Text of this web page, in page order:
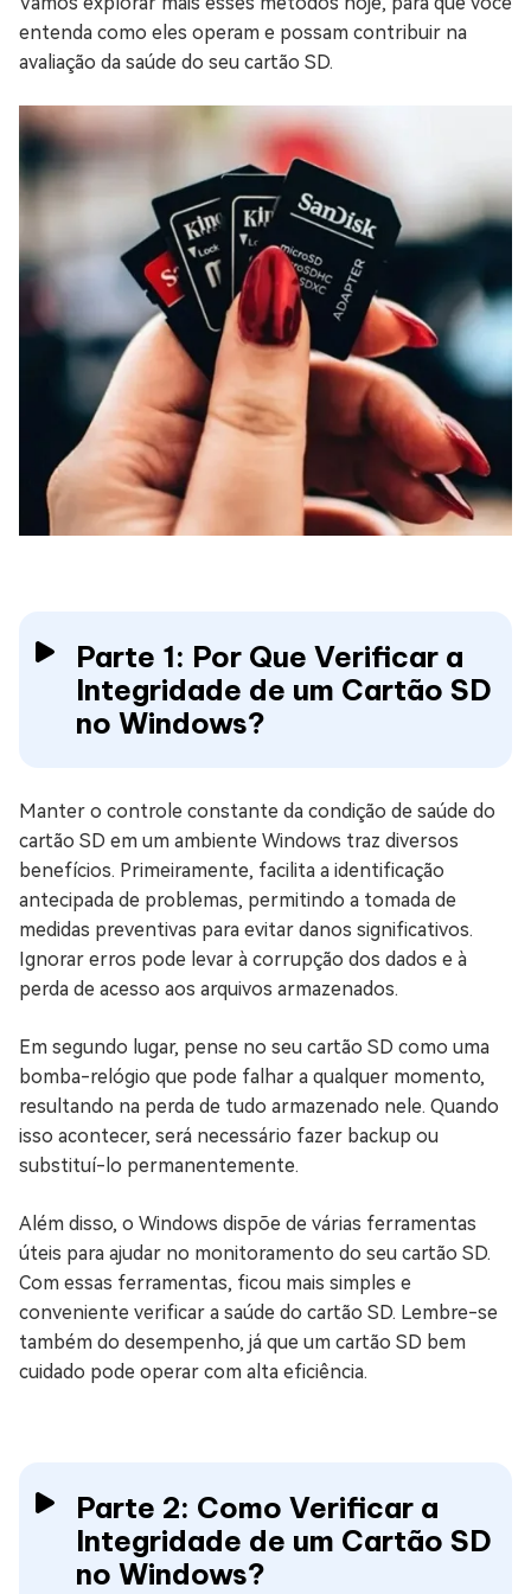
entenda como eles operam e possam contribuir na
avaliação da saúde do seu cartão SD.
Parte 1: Por Que Verificar a
Integridade de um Cartão SD
no Windows?
Manter o controle constante da condição de saúde do
cartão SD em um ambiente Windows traz diversos
benefícios. Primeiramente, facilita a identificação
antecipada de problemas, permitindo a tomada de
medidas preventivas para evitar danos significativos.
Ignorar erros pode levar à corrupção dos dados e à
perda de acesso aos arquivos armazenados.
Em segundo lugar, pense no seu cartão SD como uma
bomba-relógio que pode falhar a qualquer momento,
resultando na perda de tudo armazenado nele. Quando
isso acontecer, será necessário fazer backup ou
substituí-lo permanentemente.
Além disso, o Windows dispõe de várias ferramentas
úteis para ajudar no monitoramento do seu cartão SD.
Com essas ferramentas, ficou mais simples e
conveniente verificar a saúde do cartão SD. Lembre-se
também do desempenho, já que um cartão SD bem
cuidado pode operar com alta eficiência.
Parte 2: Como Verificar a
Integridade de um Cartão SD
no Windows?